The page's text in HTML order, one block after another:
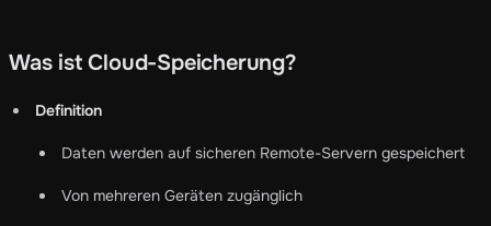
Was ist Cloud-Speicherung?
Definition
Daten werden auf sicheren Remote-Servern gespeichert
Von mehreren Geräten zugänglich